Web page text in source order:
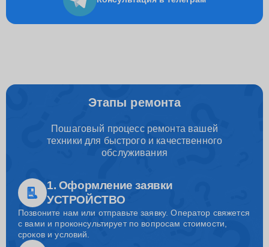
Этапы ремонта
Пошаговый процесс ремонта вашей
техники для быстрого и качественного
обслуживания
1. Оформление заявки
УСТРОЙСТВО
Позвоните нам или отправьте заявку. Оператор свяжется
с вами и проконсультирует по вопросам стоимости,
сроков и условий.